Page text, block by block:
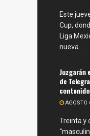
Este
Cup,
Liga
nueva...
Juzgarán
de
AGOSTO
Treinta y